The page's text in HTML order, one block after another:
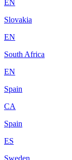
EN
Slovakia
EN
South Africa
EN
Spain
CA
Spain
ES
Sweden